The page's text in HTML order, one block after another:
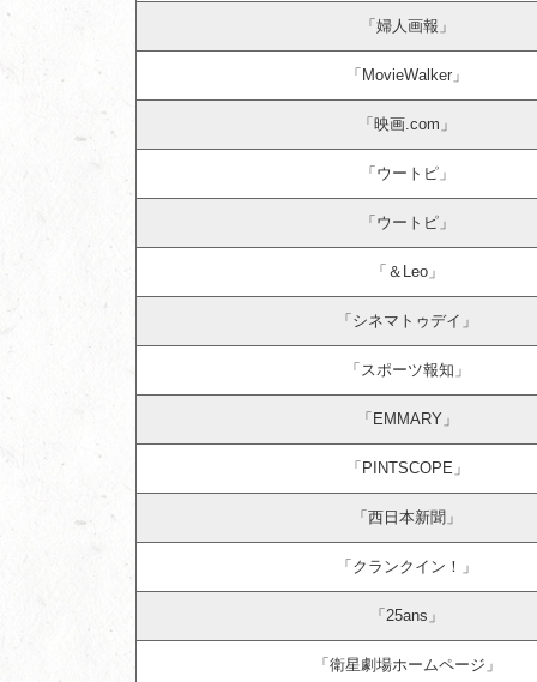
「婦人画報」
「MovieWalker」
「映画.com」
「ウートピ」
「ウートピ」
「＆Leo」
「シネマトゥデイ」
「スポーツ報知」
「EMMARY」
「PINTSCOPE」
「西日本新聞」
「クランクイン！」
「25ans」
「衛星劇場ホームページ」